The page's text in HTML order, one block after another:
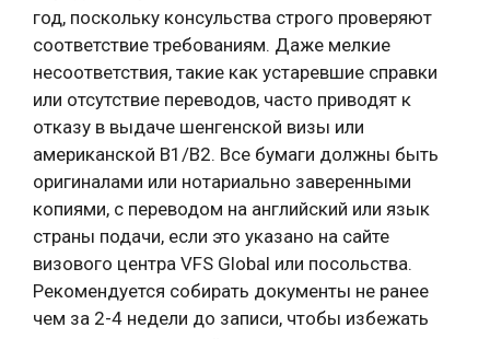
год, поскольку консульства строго проверяют
соответствие требованиям. Даже мелкие
несоответствия, такие как устаревшие справки
или отсутствие переводов, часто приводят к
отказу в выдаче шенгенской визы или
американской B1/B2. Все бумаги должны быть
оригиналами или нотариально заверенными
копиями, с переводом на английский или язык
страны подачи, если это указано на сайте
визового центра VFS Global или посольства.
Рекомендуется собирать документы не ранее
чем за 2-4 недели до записи, чтобы избежать